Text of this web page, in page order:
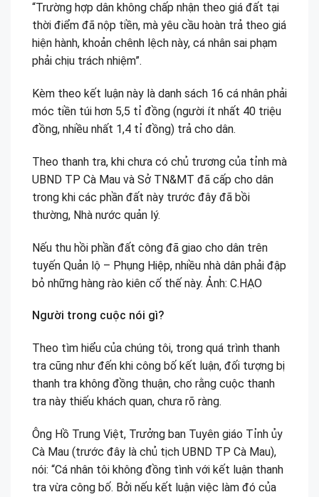
“Trường hợp dân không chấp nhận theo giá đất tại
thời điểm đã nộp tiền, mà yêu cầu hoàn trả theo giá
hiện hành, khoản chênh lệch này, cá nhân sai phạm
phải chịu trách nhiệm”.
Kèm theo kết luận này là danh sách 16 cá nhân phải
móc tiền túi hơn 5,5 tỉ đồng (người ít nhất 40 triệu
đồng, nhiều nhất 1,4 tỉ đồng) trả cho dân.
Theo thanh tra, khi chưa có chủ trương của tỉnh mà
UBND TP Cà Mau và Sở TN&MT đã cấp cho dân
trong khi các phần đất này trước đây đã bồi
thường, Nhà nước quản lý.
Nếu thu hồi phần đất công đã giao cho dân trên
tuyến Quản lộ – Phụng Hiệp, nhiều nhà dân phải đập
bỏ những hàng rào kiên cố thế này. Ảnh: C.HẠO
Người trong cuộc nói gì?
Theo tìm hiểu của chúng tôi, trong quá trình thanh
tra cũng như đến khi công bố kết luận, đối tượng bị
thanh tra không đồng thuận, cho rằng cuộc thanh
tra này thiếu khách quan, chưa rõ ràng.
Ông Hồ Trung Việt, Trưởng ban Tuyên giáo Tỉnh ủy
Cà Mau (trước đây là chủ tịch UBND TP Cà Mau),
nói: “Cá nhân tôi không đồng tình với kết luận thanh
tra vừa công bố. Bởi nếu kết luận việc làm đó của